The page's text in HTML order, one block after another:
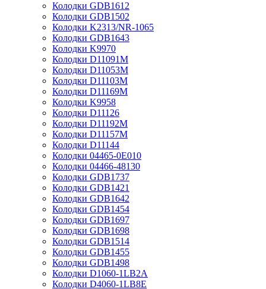
Колодки GDB1612
Колодки GDB1502
Колодки K2313/NR-1065
Колодки GDB1643
Колодки K9970
Колодки D11091M
Колодки D11053M
Колодки D11103M
Колодки D11169M
Колодки K9958
Колодки D11126
Колодки D11192M
Колодки D11157M
Колодки D11144
Колодки 04465-0E010
Колодки 04466-48130
Колодки GDB1737
Колодки GDB1421
Колодки GDB1642
Колодки GDB1454
Колодки GDB1697
Колодки GDB1698
Колодки GDB1514
Колодки GDB1455
Колодки GDB1498
Колодки D1060-1LB2A
Колодки D4060-1LB8E